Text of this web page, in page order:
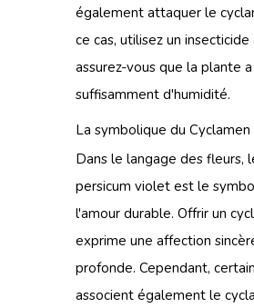
également attaquer le
ce cas, utilisez un
assurez-vous que la plante a
suffisamment d'humidité.
La symbolique du Cyclamen
Dans le langage des fleurs,
persicum violet est le
l'amour durable. Offrir un
exprime une affection
profonde. Cependant,
associent également le